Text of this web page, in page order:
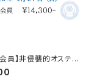
員】非侵襲的オステオ
ンロック・メルト)
ケット